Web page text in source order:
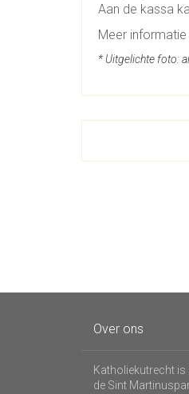
Aan de kassa
Meer
* Uitgelichte foto:
Over ons
Katholiekutrecht is
de Sint